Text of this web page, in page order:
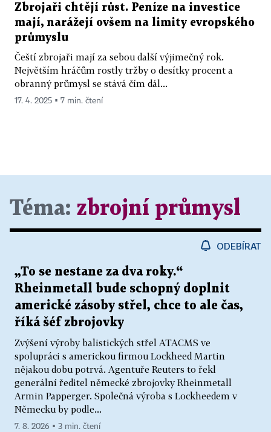
Zbrojaři chtějí růst. Peníze na investice
mají, narážejí ovšem na limity evropského
průmyslu
Čeští zbrojaři mají za sebou další výjimečný rok.
Největším hráčům rostly tržby o desítky procent a
obranný průmysl se stává čím dál...
17. 4. 2025 ▪ 7 min. čtení
Téma: zbrojní průmysl
ODEBÍRAT
„To se nestane za dva roky.“
Rheinmetall bude schopný doplnit
americké zásoby střel, chce to ale čas,
říká šéf zbrojovky
Zvýšení výroby balistických střel ATACMS ve
spolupráci s americkou firmou Lockheed Martin
nějakou dobu potrvá. Agentuře Reuters to řekl
generální ředitel německé zbrojovky Rheinmetall
Armin Papperger. Společná výroba s Lockheedem v
Německu by podle...
7. 8. 2026 ▪ 3 min. čtení